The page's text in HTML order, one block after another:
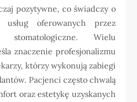
pozytywne, co świadczy o
usług oferowanych przez
Wielu
znaczenie profesjonalizmu
którzy wykonują zabiegi
Pacjenci często chwalą
oraz estetykę uzyskanych